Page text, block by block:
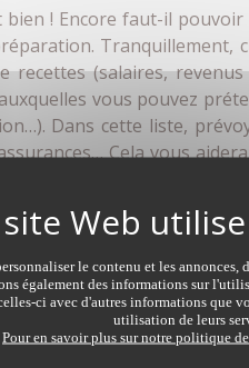
! Encore faut-il
Tranquillement,
recettes (salaires,
vous pouvez
Dans cette liste,
Cela vous
consacrer chaque
ressources mensuelles.
meilleures seront les
le contenu et les
également des informations sur
ci avec d'autres informations que
utilisation de leurs
Pour en savoir plus sur notre politique